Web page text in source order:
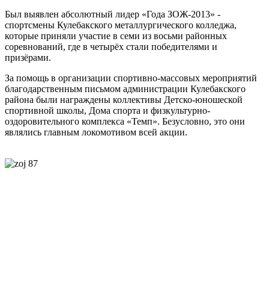
Был выявлен абсолютный лидер «Года ЗОЖ-2013» -
спортсмены Кулебакского металлургического колледжа,
которые приняли участие в семи из восьми районных
соревнований, где в четырёх стали победителями и
призёрами.
За помощь в организации спортивно-массовых мероприятий
благодарственным письмом администрации Кулебакского
района были награждены коллективы Детско-юношеской
спортивной школы, Дома спорта и физкультурно-
оздоровительного комплекса «Темп». Безусловно, это они
являлись главным локомотивом всей акции.